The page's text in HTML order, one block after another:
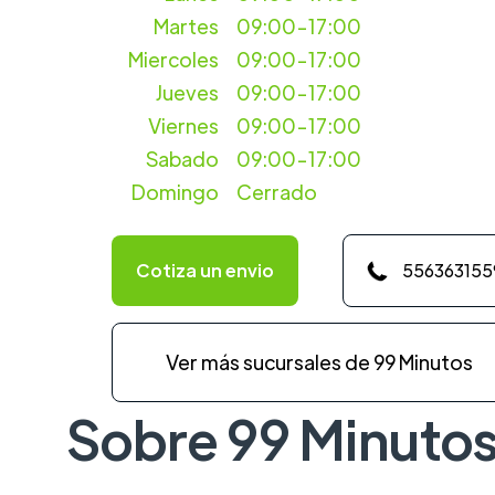
Martes
Miercoles
09:00-17:00
09:00-17:00
Jueves
09:00-17:00
Viernes
09:00-17:00
Sabado
09:00-17:00
Domingo
Cerrado
Cotiza un envio
Ver más sucursales de 99 Minutos
Sobre 99